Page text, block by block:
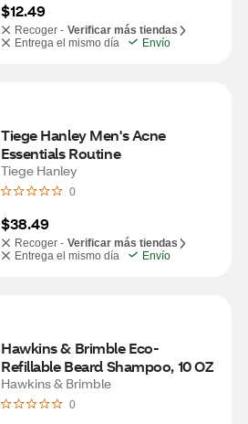
$12.49
Recoger - Verificar más tiendas
Entrega el mismo día
Envío
Tiege Hanley Men's Acne
Essentials Routine
Tiege Hanley
0
$38.49
Recoger - Verificar más tiendas
Entrega el mismo día
Envío
Hawkins & Brimble Eco-
Refillable Beard Shampoo, 10 OZ
Hawkins & Brimble
0